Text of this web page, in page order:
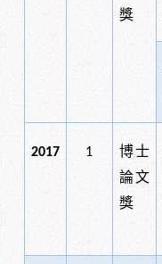
獎
2017 1
博士
論文
獎